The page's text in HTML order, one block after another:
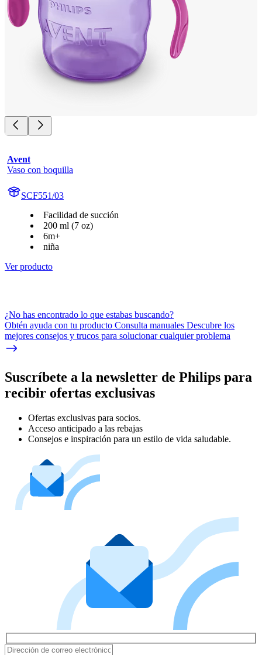
Avent
Vaso con boquilla
SCF551/03
Facilidad de succión
200 ml (7 oz)
6m+
niña
Ver producto
¿No has encontrado lo que estabas buscando?
Obtén ayuda con tu producto Consulta manuales Descubre los
mejores consejos y trucos para solucionar cualquier problema
Suscríbete a la newsletter de Philips para
recibir ofertas exclusivas
Ofertas exclusivas para socios.
Acceso anticipado a las rebajas
Consejos e inspiración para un estilo de vida saludable.